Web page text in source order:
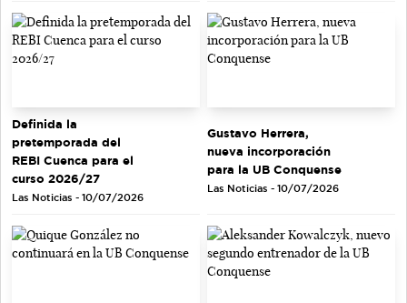
Definida la
pretemporada del
REBI Cuenca para el
curso 2026/27
Las Noticias - 10/07/2026
Gustavo Herrera,
nueva incorporación
para la UB Conquense
Las Noticias - 10/07/2026